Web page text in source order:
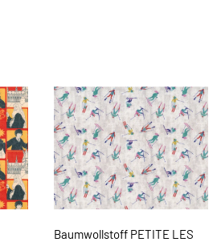
Baumwollstoff PETITE LES